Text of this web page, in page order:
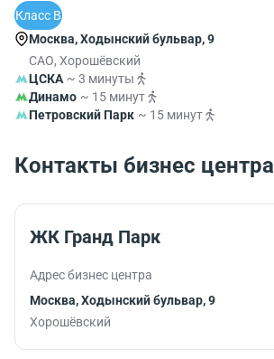
Класс B
Москва, Ходынский бульвар, 9
САО, Хорошёвский
ЦСКА ~ 3 минуты
Динамо ~ 15 минут
Петровский Парк ~ 15 минут
Контакты бизнес центра
ЖК Гранд Парк
Адрес бизнес центра
Москва, Ходынский бульвар, 9
Хорошёвский